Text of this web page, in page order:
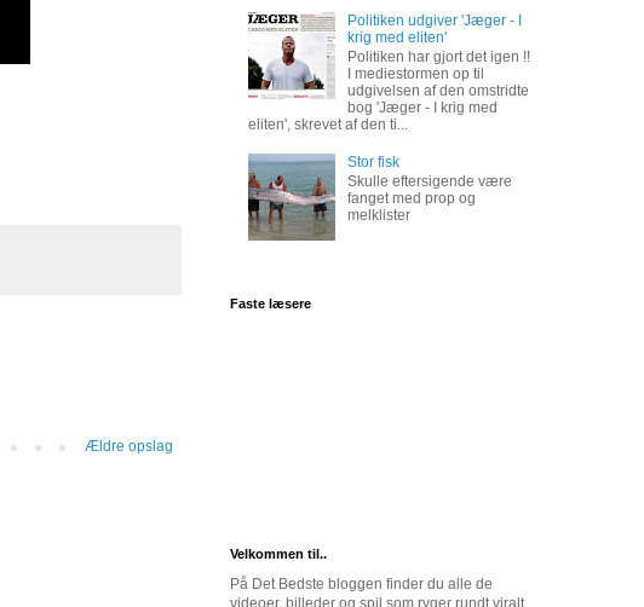
Ældre opslag
Politiken udgiver 'Jæger - I
krig med eliten'
Politiken har gjort det igen !!
I mediestormen op til
udgivelsen af den omstridte
bog 'Jæger - I krig med
eliten', skrevet af den ti...
Stor fisk
Skulle eftersigende være
fanget med prop og
melklister
Faste læsere
Velkommen til..
På Det Bedste bloggen finder du alle de